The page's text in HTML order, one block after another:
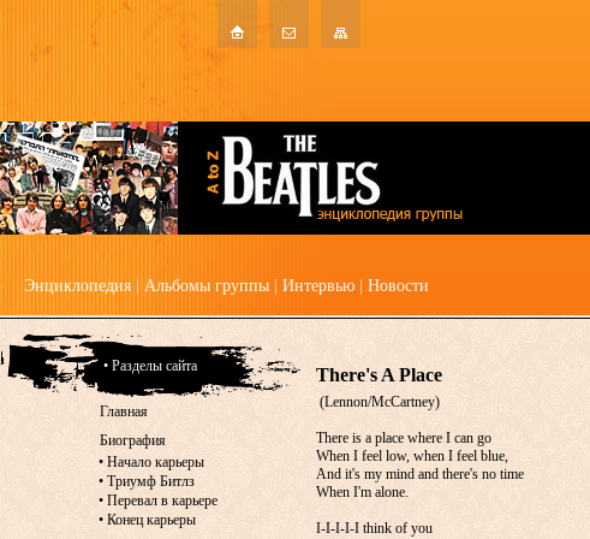
Энциклопедия Альбомы группы Интервью Новости
There's A Place
(Lennon/McCartney)
There is a place where I can go
When I feel low, when I feel blue,
And it's my mind and there's no time
When I'm alone.
I-I-I-I-I think of you
• Разделы сайта
Главная
Биография
• Начало карьеры
• Триумф Битлз
• Перевал в карьере
• Конец карьеры